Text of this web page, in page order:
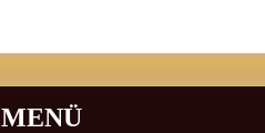
MENÜ